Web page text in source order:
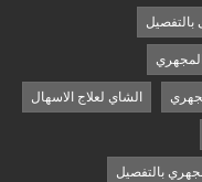
بالتفصيل
الشاي لعلاج الاسهال
بالتفصيل